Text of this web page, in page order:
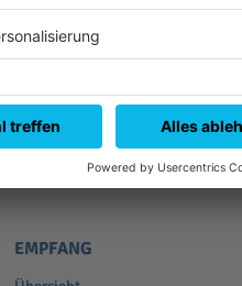
EMPFANG